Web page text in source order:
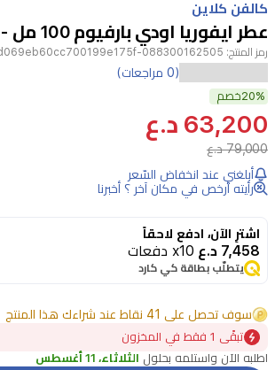
1
كالفن كلاين
عطر ايفوريا اودي بارفيوم 100 مل - كالفن كلاين
رمز المنتج: 088300162505-670d069eb60cc700199e175f
(0 مراجعات)
20%خصم
63,200 د.ع
79,000 د.ع
أبلغني عند انخفاض السّعر
رأيته أرخص في مكان آخر ؟ أخبرنا
اشترِ الآن، ادفع لاحقاً
7,458 د.ع x10 دفعات
يتطلّب بطاقة كي كارد
سوف تحصل على 41 نقاط عند شراءك هذا المنتج
تبقًى 1 فقط في المخزون
اطلبه الآن واستلمه بحلول الثلاثاء، 11 أغسطس